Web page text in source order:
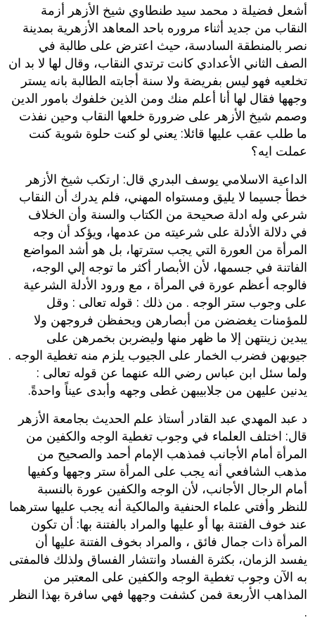
أشعل فضيلة د محمد سيد طنطاوي شيخ الأزهر أزمة
النقاب من جديد أثناء مروره باحد المعاهد الأزهرية بمدينة
نصر بالمنطقة السادسة، حيث اعترض على طالبة في
الصف الثاني الأعدادي كانت ترتدي النقاب، وقال لها لا بد ان
تخلعيه فهو ليس بفريضة ولا سنة أجابته الطالبة بانه يستر
وجهها فقال لها أنا أعلم منك ومن الذين خلفوك بامور الدين
وصمم شيخ الأزهر على ضرورة خلعها النقاب وحين نفذت
ما طلب عقب عليها قائلا: يعني لو كنت حلوة شوية كنت
عملت ايه؟
الداعية الاسلامي يوسف البدري قال: ارتكب شيخ الأزهر
خطأ جسيما لا يليق ومستواه المهني، فلم يدرك أن النقاب
شرعي وله ادلة صحيحة من الكتاب والسنة وأن الخلاف
في دلالة الأدلة على شرعيته من عدمها، ويؤكد أن وجه
المرأة من العورة التي يجب سترتها، بل هو أشد المواضع
الفاتنة في جسمها، لأن الأبصار أكثر ما توجه إلي الوجه،
فالوجه أعظم عورة في المرأة ، مع ورود الأدلة الشرعية
على وجوب ستر الوجه . من ذلك : قوله تعالى : وقل
للمؤمنات يغضضن من أبصارهن ويحفظن فروجهن ولا
يبدين زينتهن إلا ما ظهر منها وليضربن بخمرهن على
جيوبهن فضرب الخمار على الجيوب يلزم منه تغطية الوجه .
ولما سئل ابن عباس رضي الله عنهما عن قوله تعالى :
يدنين عليهن من جلابيبهن غطى وجهه وأبدى عيناً واحدةً.
د عبد المهدي عبد القادر أستاذ علم الحديث بجامعة الأزهر
قال: اختلف العلماء في وجوب تغطية الوجه والكفين من
المرأة أمام الأجانب فمذهب الإمام أحمد والصحيح من
مذهب الشافعي أنه يجب على المرأة ستر وجهها وكفيها
أمام الرجال الأجانب، لأن الوجه والكفين عورة بالنسبة
للنظر وأفتي علماء الحنفية والمالكية أنه يجب عليها سترهما
عند خوف الفتنة بها أو عليها والمراد بالفتنة بها: أن تكون
المرأة ذات جمال فائق ، والمراد بخوف الفتنة عليها أن
يفسد الزمان، بكثرة الفساد وانتشار الفساق ولذلك فالمفتى
به الآن وجوب تغطية الوجه والكفين على المعتبر من
المذاهب الأربعة فمن كشفت وجهها فهي سافرة بهذا النظر
.